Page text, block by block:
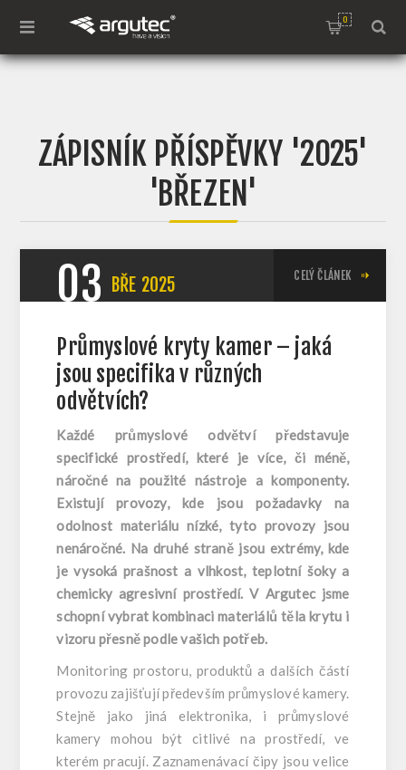
0
ZÁPISNÍK PŘÍSPĚVKY '2025'
'BŘEZEN'
03 BŘE 2025 CELÝ ČLÁNEK
Průmyslové kryty kamer – jaká
jsou specifika v různých
odvětvích?
Každé průmyslové odvětví představuje
specifické prostředí, které je více, či méně,
náročné na použité nástroje a komponenty.
Existují provozy, kde jsou požadavky na
odolnost materiálu nízké, tyto provozy jsou
nenáročné. Na druhé straně jsou extrémy, kde
je vysoká prašnost a vlhkost, teplotní šoky a
chemicky agresivní prostředí. V Argutec jsme
schopní vybrat kombinaci materiálů těla krytu i
vizoru přesně podle vašich potřeb.
Monitoring prostoru, produktů a dalších částí
provozu zajišťují především průmyslové kamery.
Stejně jako jiná elektronika, i průmyslové
kamery mohou být citlivé na prostředí, ve
kterém pracují. Zaznamenávací čipy jsou velice